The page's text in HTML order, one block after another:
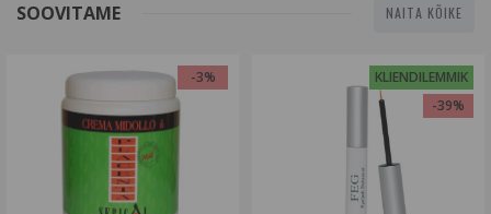
SOOVITAME NAITA KÕIKE
-3%
KLIENDILEMMIK
-39%